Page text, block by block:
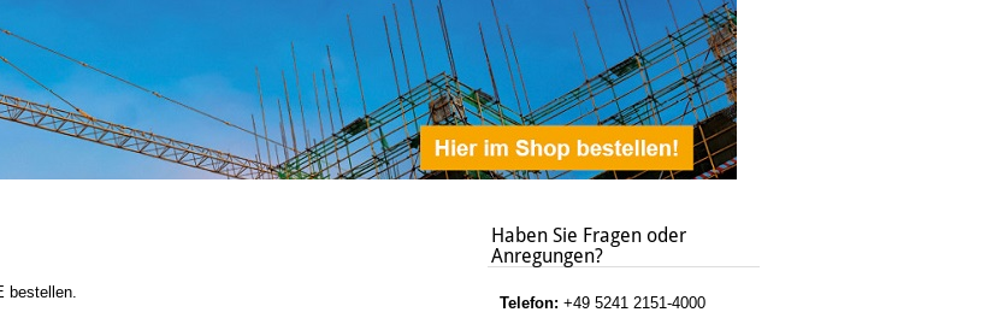
bestellen.
Haben Sie Fragen oder
Anregungen?
Telefon:+49 5241 2151-4000